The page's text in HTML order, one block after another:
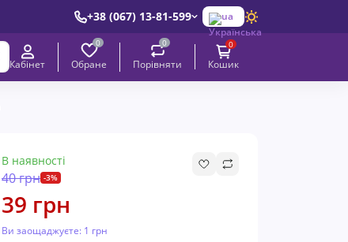
+38 (067) 13-81-599 ua
Кабінет
0
Обране
0
Порівняти
0
Кошик
В наявності
40 грн -3%
39 грн
Ви заощаджуєте: 1 грн